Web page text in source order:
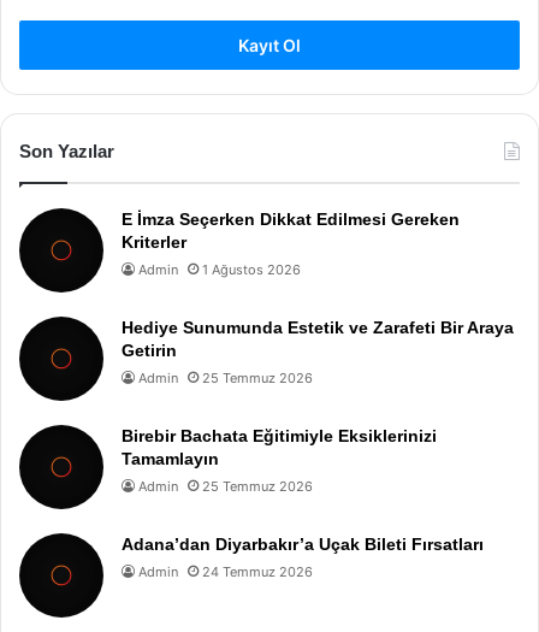
Kayıt Ol
Son Yazılar
E İmza Seçerken Dikkat Edilmesi Gereken
Kriterler
Admin 1 Ağustos 2026
Hediye Sunumunda Estetik ve Zarafeti Bir Araya
Getirin
Admin 25 Temmuz 2026
Birebir Bachata Eğitimiyle Eksiklerinizi
Tamamlayın
Admin 25 Temmuz 2026
Adana’dan Diyarbakır’a Uçak Bileti Fırsatları
Admin 24 Temmuz 2026